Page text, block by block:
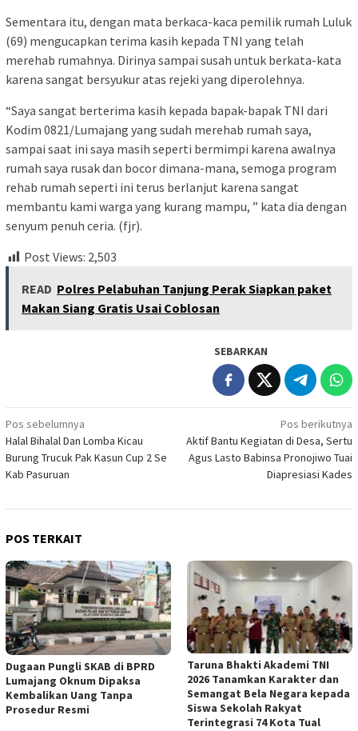
Sementara itu, dengan mata berkaca-kaca pemilik rumah Luluk
(69) mengucapkan terima kasih kepada TNI yang telah
merehab rumahnya. Dirinya sampai susah untuk berkata-kata
karena sangat bersyukur atas rejeki yang diperolehnya.
“Saya sangat berterima kasih kepada bapak-bapak TNI dari
Kodim 0821/Lumajang yang sudah merehab rumah saya,
sampai saat ini saya masih seperti bermimpi karena awalnya
rumah saya rusak dan bocor dimana-mana, semoga program
rehab rumah seperti ini terus berlanjut karena sangat
membantu kami warga yang kurang mampu, ” kata dia dengan
senyum penuh ceria. (fjr).
Post Views: 2,503
READ Polres Pelabuhan Tanjung Perak Siapkan paket
Makan Siang Gratis Usai Coblosan
SEBARKAN
Navigasi
pos
Pos sebelumnya
Halal Bihalal Dan Lomba Kicau
Burung Trucuk Pak Kasun Cup 2 Se
Kab Pasuruan
Pos berikutnya
Aktif Bantu Kegiatan di Desa, Sertu
Agus Lasto Babinsa Pronojiwo Tuai
Diapresiasi Kades
POS TERKAIT
Dugaan Pungli SKAB di BPRD
Lumajang Oknum Dipaksa
Kembalikan Uang Tanpa
Prosedur Resmi
Taruna Bhakti Akademi TNI
2026 Tanamkan Karakter dan
Semangat Bela Negara kepada
Siswa Sekolah Rakyat
Terintegrasi 74 Kota Tual